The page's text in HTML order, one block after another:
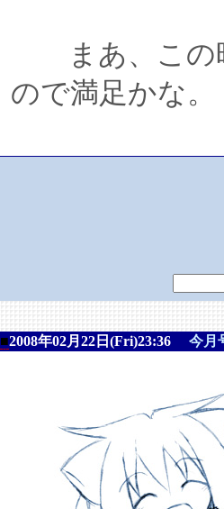
まあ、この
ので満足かな。
■2008年02月22日(Fri)23:36 今月